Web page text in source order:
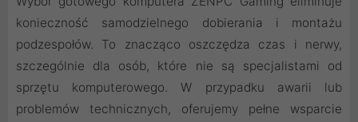
konieczność samodzielnego dobierania i montażu
podzespołów. To znacząco oszczędza czas i nerwy,
szczególnie dla osób, które nie są specjalistami od
sprzętu komputerowego. W przypadku awarii lub
problemów technicznych, oferujemy pełne wsparcie